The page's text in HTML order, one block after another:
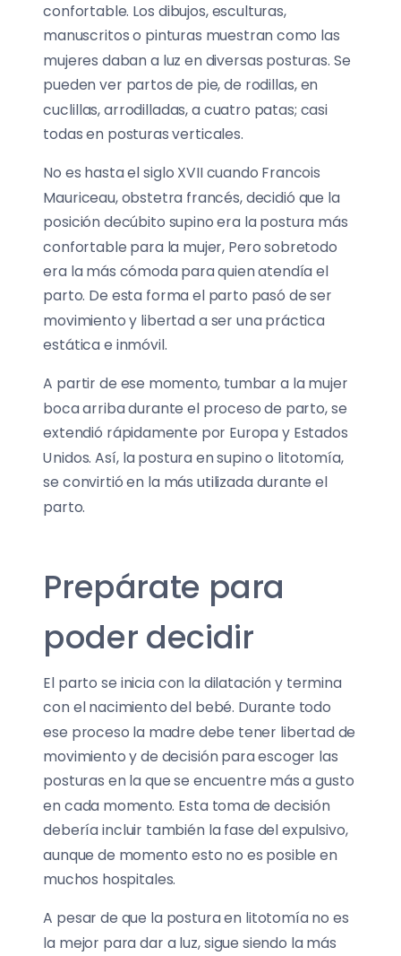
confortable. Los dibujos, esculturas,
manuscritos o pinturas muestran como las
mujeres daban a luz en diversas posturas. Se
pueden ver partos de pie, de rodillas, en
cuclillas, arrodilladas, a cuatro patas; casi
todas en posturas verticales.
No es hasta el siglo XVII cuando Francois
Mauriceau, obstetra francés, decidió que la
posición decúbito supino era la postura más
confortable para la mujer, Pero sobretodo
era la más cómoda para quien atendía el
parto. De esta forma el parto pasó de ser
movimiento y libertad a ser una práctica
estática e inmóvil.
A partir de ese momento, tumbar a la mujer
boca arriba durante el proceso de parto, se
extendió rápidamente por Europa y Estados
Unidos. Así, la postura en supino o litotomía,
se convirtió en la más utilizada durante el
parto.
Prepárate para
poder decidir
El parto se inicia con la dilatación y termina
con el nacimiento del bebé. Durante todo
ese proceso la madre debe tener libertad de
movimiento y de decisión para escoger las
posturas en la que se encuentre más a gusto
en cada momento. Esta toma de decisión
debería incluir también la fase del expulsivo,
aunque de momento esto no es posible en
muchos hospitales.
A pesar de que la postura en litotomía no es
la mejor para dar a luz, sigue siendo la más